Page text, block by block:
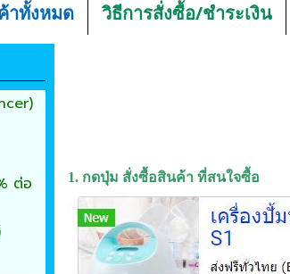
าทั้งหมด วิธีการสั่งซื้อ/ชำระเงิน
1. กดปุ่ม สั่งซื้อสินค้า ที่สนใจซื้อ
ต่อ